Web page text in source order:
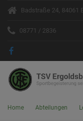
Badstraße 24, 84061
08771 / 2836
Home Abteilungen